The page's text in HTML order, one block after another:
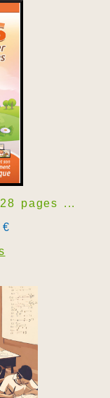
pages ...